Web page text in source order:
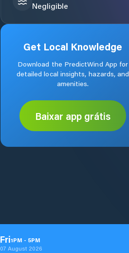
Negligible
Get Local Knowledge
Download the PredictWind App for
detailed local insights, hazards, and
amenities.
Baixar app grátis
Fri1PM - 5PM
07 August 2026